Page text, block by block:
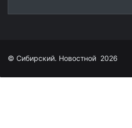
© Сибирский. Новостной 2026